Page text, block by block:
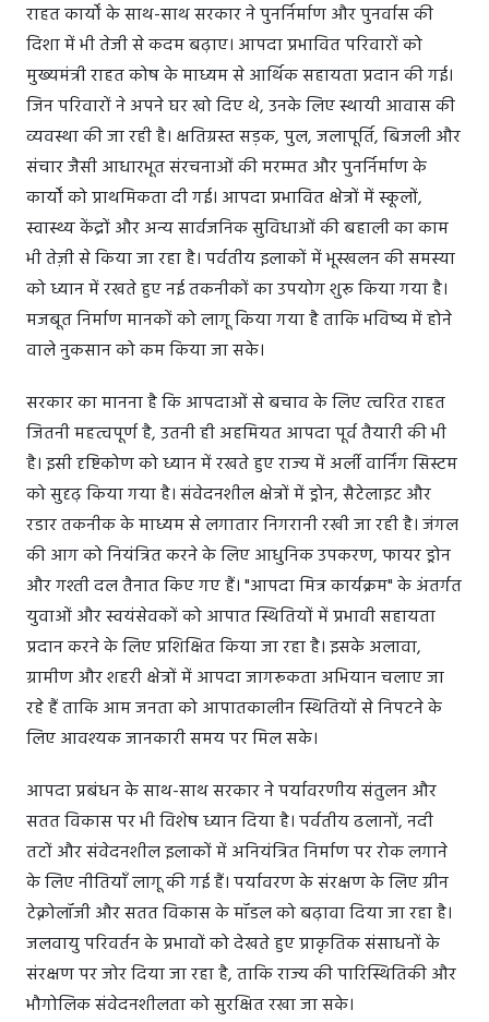
राहत कार्यों के साथ-साथ सरकार ने पुनर्निर्माण और पुनर्वास की
दिशा में भी तेजी से कदम बढ़ाए। आपदा प्रभावित परिवारों को
मुख्यमंत्री राहत कोष के माध्यम से आर्थिक सहायता प्रदान की गई।
जिन परिवारों ने अपने घर खो दिए थे, उनके लिए स्थायी आवास की
व्यवस्था की जा रही है। क्षतिग्रस्त सड़क, पुल, जलापूर्ति, बिजली और
संचार जैसी आधारभूत संरचनाओं की मरम्मत और पुनर्निर्माण के
कार्यों को प्राथमिकता दी गई। आपदा प्रभावित क्षेत्रों में स्कूलों,
स्वास्थ्य केंद्रों और अन्य सार्वजनिक सुविधाओं की बहाली का काम
भी तेज़ी से किया जा रहा है। पर्वतीय इलाकों में भूस्खलन की समस्या
को ध्यान में रखते हुए नई तकनीकों का उपयोग शुरू किया गया है।
मजबूत निर्माण मानकों को लागू किया गया है ताकि भविष्य में होने
वाले नुकसान को कम किया जा सके।
सरकार का मानना है कि आपदाओं से बचाव के लिए त्वरित राहत
जितनी महत्वपूर्ण है, उतनी ही अहमियत आपदा पूर्व तैयारी की भी
है। इसी दृष्टिकोण को ध्यान में रखते हुए राज्य में अर्ली वार्निंग सिस्टम
को सुदृढ़ किया गया है। संवेदनशील क्षेत्रों में ड्रोन, सैटेलाइट और
रडार तकनीक के माध्यम से लगातार निगरानी रखी जा रही है। जंगल
की आग को नियंत्रित करने के लिए आधुनिक उपकरण, फायर ड्रोन
और गश्ती दल तैनात किए गए हैं। "आपदा मित्र कार्यक्रम" के अंतर्गत
युवाओं और स्वयंसेवकों को आपात स्थितियों में प्रभावी सहायता
प्रदान करने के लिए प्रशिक्षित किया जा रहा है। इसके अलावा,
ग्रामीण और शहरी क्षेत्रों में आपदा जागरूकता अभियान चलाए जा
रहे हैं ताकि आम जनता को आपातकालीन स्थितियों से निपटने के
लिए आवश्यक जानकारी समय पर मिल सके।
आपदा प्रबंधन के साथ-साथ सरकार ने पर्यावरणीय संतुलन और
सतत विकास पर भी विशेष ध्यान दिया है। पर्वतीय ढलानों, नदी
तटों और संवेदनशील इलाकों में अनियंत्रित निर्माण पर रोक लगाने
के लिए नीतियाँ लागू की गई हैं। पर्यावरण के संरक्षण के लिए ग्रीन
टेक्नोलॉजी और सतत विकास के मॉडल को बढ़ावा दिया जा रहा है।
जलवायु परिवर्तन के प्रभावों को देखते हुए प्राकृतिक संसाधनों के
संरक्षण पर जोर दिया जा रहा है, ताकि राज्य की पारिस्थितिकी और
भौगोलिक संवेदनशीलता को सुरक्षित रखा जा सके।